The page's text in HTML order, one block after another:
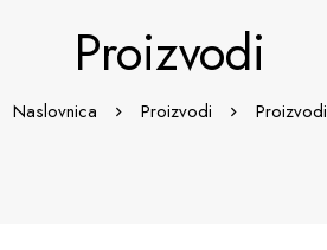
Proizvodi
Naslovnica Proizvodi Proizvodi